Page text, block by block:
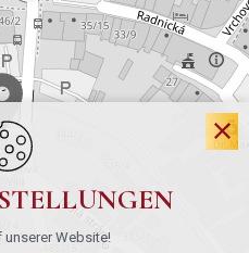
Website!